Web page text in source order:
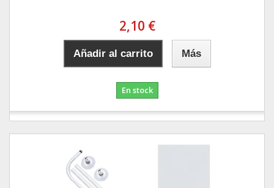
2,10 €
Añadir al carrito Más
En stock